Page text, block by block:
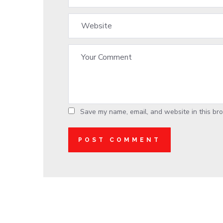
Save my name, email, and website in this